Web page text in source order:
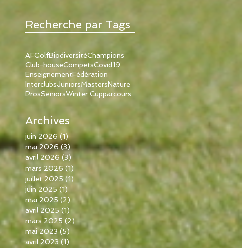
Recherche par Tags
AFGolfBiodiversitéChampions
Club-houseCompetsCovid19
EnseignementFédération
InterclubsJuniorsMastersNature
ProsSeniorsWinter Cupparcours
Archives
juin 2026 (1) 1 post
mai 2026 (3) 3 posts
avril 2026 (3)
mars 2026 (1)
juillet 2025 (1) 1 post
juin 2025 (1) 1 post
mai 2025 (2) 2 posts
avril 2025 (1) 1 post
mars 2025 (2) 2 posts
mai 2023 (5) 5 posts
avril 2023 (1)